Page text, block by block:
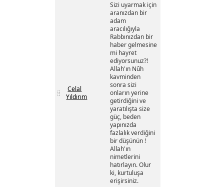
Celal
Yıldırım
Sizi uyarmak için
aranızdan bir
adam
aracılığıyla
Rabbınızdan bir
haber gelmesine
mi hayret
ediyorsunuz?!
Allah'ın Nûh
kavminden
sonra sizi
onların yerine
getirdiğini ve
yaratılışta size
güç, beden
yapınızda
fazlalık verdiğini
bir düşünün !
Allah'ın
nimetlerini
hatırlayın. Olur
ki, kurtuluşa
erişirsiniz.